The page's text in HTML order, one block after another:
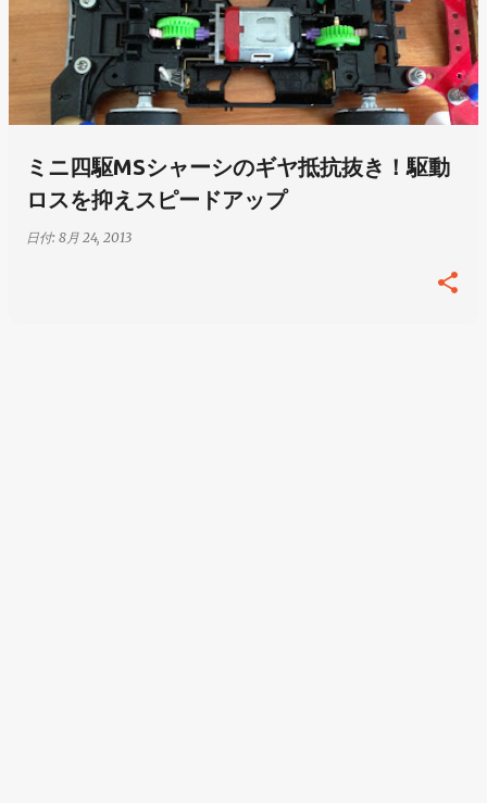
ミニ四駆MSシャーシのギヤ抵抗抜き！駆動
ロスを抑えスピードアップ
日付: 8月 24, 2013